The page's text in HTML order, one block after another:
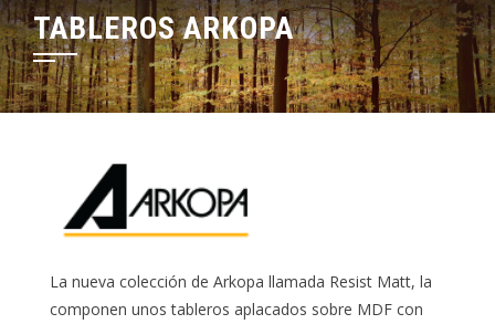
TABLEROS ARKOPA
La nueva colección de Arkopa llamada Resist Matt, la
componen unos tableros aplacados sobre MDF con